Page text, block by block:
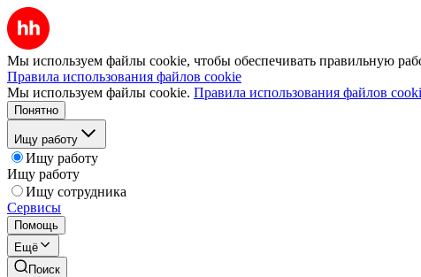
Мы используем файлы cookie, чтобы обеспечивать правильную
Правила использования файлов cookie
Мы используем файлы cookie. Правила использования файлов
Понятно
Ищу работу
Ищу работу
Ищу работу
Ищу сотрудника
Сервисы
Помощь
Ещё
Поиск